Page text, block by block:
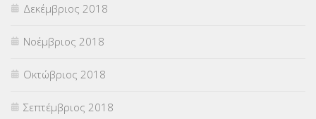
Δεκέμβριος 2018
Νοέμβριος 2018
Οκτώβριος 2018
Σεπτέμβριος 2018